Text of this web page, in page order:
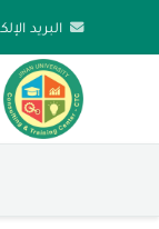
البريد